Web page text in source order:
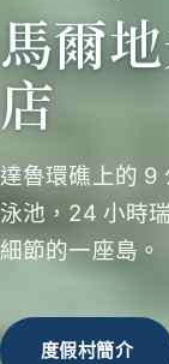
馬爾
店
達魯環礁上的 9
泳池，24 小時
細節的一座島。
度假村簡介